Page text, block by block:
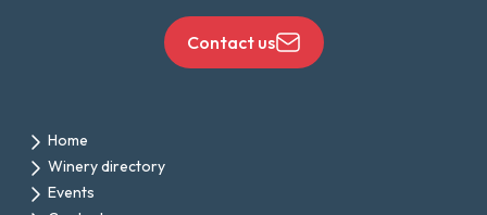
Contact us
Home
Winery directory
Events